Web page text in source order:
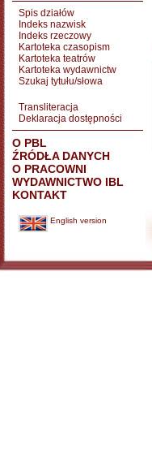
Spis działów
Indeks nazwisk
Indeks rzeczowy
Kartoteka czasopism
Kartoteka teatrów
Kartoteka wydawnictw
Szukaj tytułu/słowa
Transliteracja
Deklaracja dostępności
O PBL
ŹRÓDŁA DANYCH
O PRACOWNI
WYDAWNICTWO IBL
KONTAKT
English version